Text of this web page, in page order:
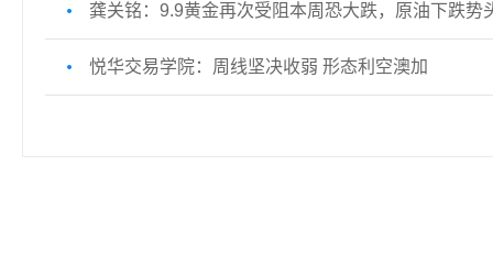
龚关铭：9.9黄金再次受阻本周恐大跌，原油下跌势
悦华交易学院：周线坚决收弱 形态利空澳加